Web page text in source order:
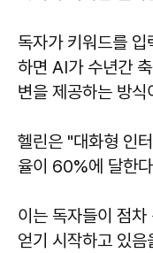
독자가 키워드를
하면 AI가 수년간
변을 제공하는 방식
헬린은 "대화형 인
율이 60%에 달한
이는 독자들이 점
얻기 시작하고 있